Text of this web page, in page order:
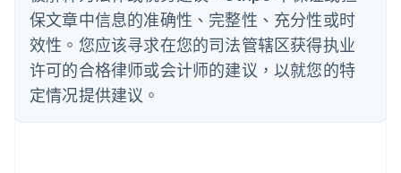
保文章中信息的准确性、完整性、充分性或时
效性。您应该寻求在您的司法管辖区获得执业
许可的合格律师或会计师的建议，以就您的特
定情况提供建议。
DeutschEnglish
法国
FrançaisEnglish
芬兰
EnglishSvenska